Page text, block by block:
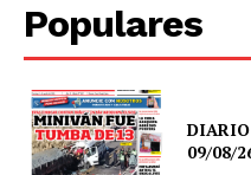
Populares
DIARIO
09/08/